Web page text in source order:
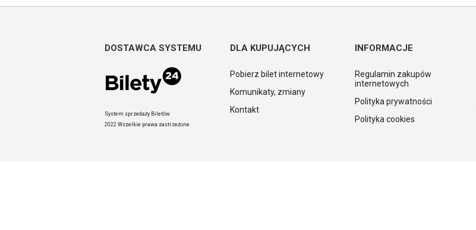
DOSTAWCA SYSTEMU
System sprzedaży Biletów
2022 Wszelkie prawa zastrzeżone
DLA KUPUJĄCYCH
Pobierz bilet internetowy
Komunikaty, zmiany
Kontakt
INFORMACJE
Regulamin zakupów
internetowych
Polityka prywatności
Polityka cookies